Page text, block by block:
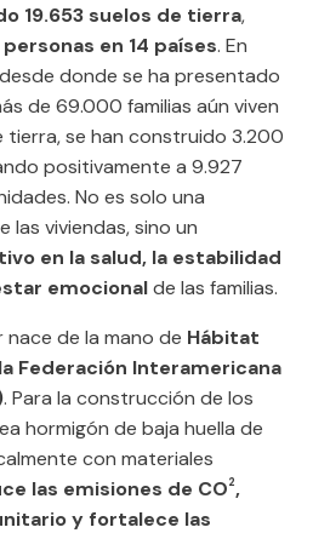
19.653 suelos de tierra,
en 14 países. En
donde se ha presentado
de 69.000 familias aún viven
tierra, se han construido 3.200
positivamente a 9.927
No es solo una
las viviendas, sino un
en la salud, la estabilidad
emocionalde las familias.
nace de la mano de Hábitat
Federación Interamericana
. Para la construcción de los
hormigón de baja huella de
con materiales
las emisiones de CO2,
y fortalece las